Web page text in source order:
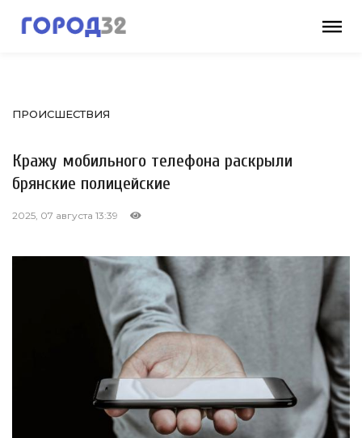
ПРОИСШЕСТВИЯ
Кражу мобильного телефона раскрыли
брянские полицейские
2025, 07 августа 13:39